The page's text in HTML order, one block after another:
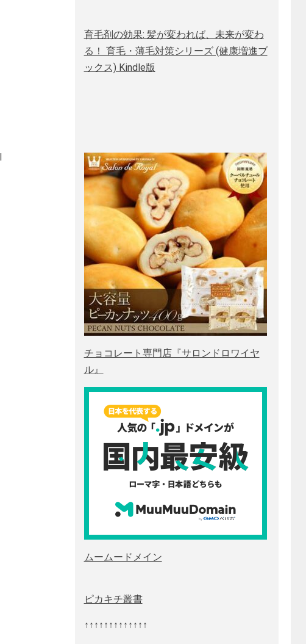
育毛剤の効果: 髪が変われば、未来が変わ
る！ 育毛・薄毛対策シリーズ (健康増進ブ
ックス) Kindle版
チョコレート専門店『サロンドロワイヤ
ル』
ムームードメイン
ピカキチ叢書
↑↑↑↑↑↑↑↑↑↑↑↑↑